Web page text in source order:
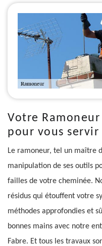
Votre
pour vous servir
Le ramoneur, tel un maître
manipulation de ses outils
failles de votre cheminée.
résidus qui étouffent votre
méthodes approfondies et
bonnes mains avec notre
Fabre. Et tous les travaux